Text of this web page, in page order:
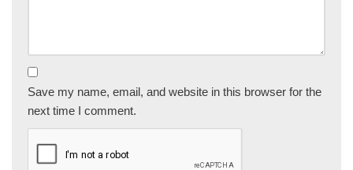
Save my name, email, and website in this browser for the
next time I comment.